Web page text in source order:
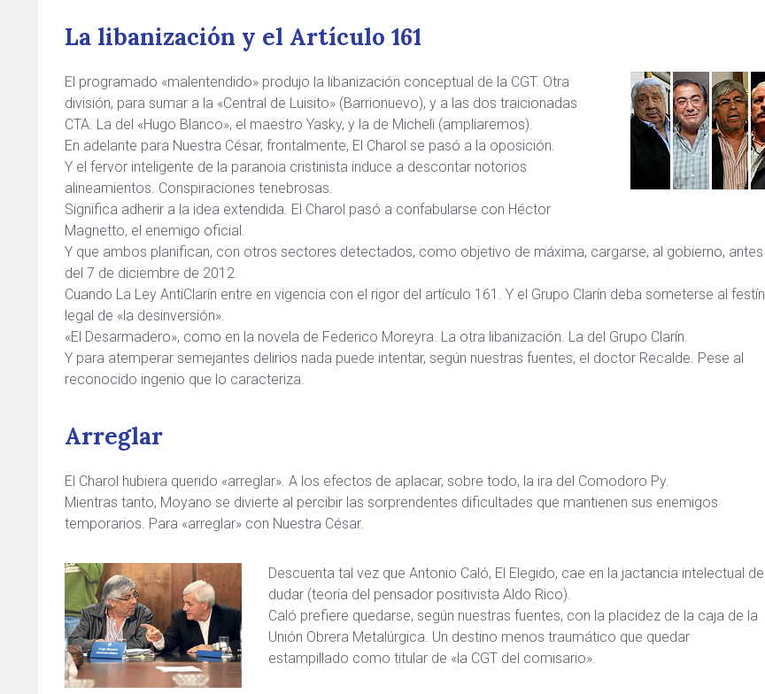
La libanización y el Artículo 161
El programado «malentendido» produjo la libanización conceptual de la CGT. Otra
división, para sumar a la «Central de Luisito» (Barrionuevo), y a las dos traicionadas
CTA. La del «Hugo Blanco», el maestro Yasky, y la de Micheli (ampliaremos).
En adelante para Nuestra César, frontalmente, El Charol se pasó a la oposición.
Y el fervor inteligente de la paranoia cristinista induce a descontar notorios
alineamientos. Conspiraciones tenebrosas.
Significa adherir a la idea extendida. El Charol pasó a confabularse con Héctor
Magnetto, el enemigo oficial.
Y que ambos planifican, con otros sectores detectados, como objetivo de máxima, cargarse, al gobierno, antes
del 7 de diciembre de 2012.
Cuando La Ley AntiClarín entre en vigencia con el rigor del artículo 161. Y el Grupo Clarín deba someterse al festín
legal de «la desinversión».
«El Desarmadero», como en la novela de Federico Moreyra. La otra libanización. La del Grupo Clarín.
Y para atemperar semejantes delirios nada puede intentar, según nuestras fuentes, el doctor Recalde. Pese al
reconocido ingenio que lo caracteriza.
Arreglar
El Charol hubiera querido «arreglar». A los efectos de aplacar, sobre todo, la ira del Comodoro Py.
Mientras tanto, Moyano se divierte al percibir las sorprendentes dificultades que mantienen sus enemigos
temporarios. Para «arreglar» con Nuestra César.
Descuenta tal vez que Antonio Caló, El Elegido, cae en la jactancia intelectual de
dudar (teoría del pensador positivista Aldo Rico).
Caló prefiere quedarse, según nuestras fuentes, con la placidez de la caja de la
Unión Obrera Metalúrgica. Un destino menos traumático que quedar
estampillado como titular de «la CGT del comisario».